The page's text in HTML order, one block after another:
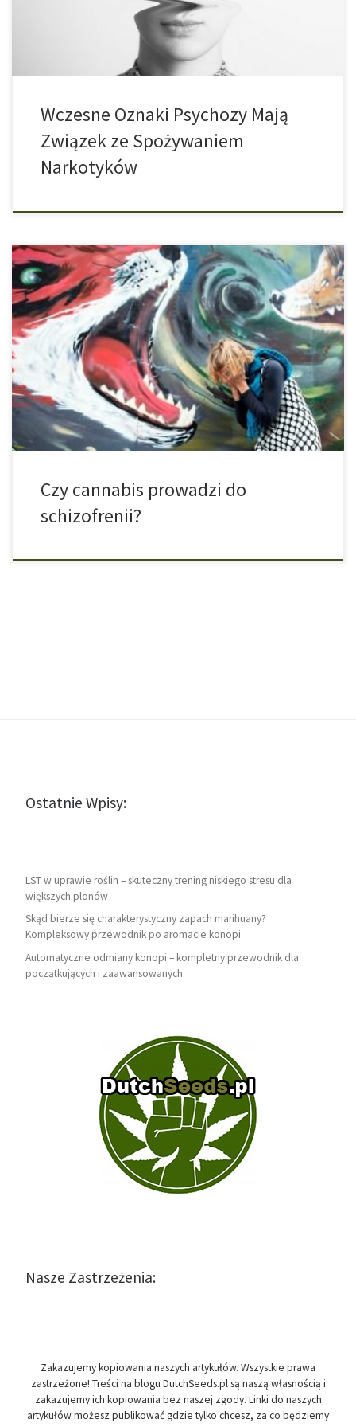
Wczesne Oznaki Psychozy Mają
Związek ze Spożywaniem
Narkotyków
Cannabis najczęściej działa odprężająco. Jednak w zależności od
konsumenta i sytuacji mogą wystąpić działania niepożądane. Jak
wiadomo, każdy człowiek jest inny. Uczucie lęku czy paranoja i
psychoza są również możliwe. Ale czy cannabis może być
przyczyną zachorowania na schizofrenię? Ważnym znakiem
rozpoznawczym psychozy są bezpodstawne urojenia bycia
prześladowanym albo śledzonym. […]
Czy cannabis prowadzi do
schizofrenii?
Ostatnie Wpisy:
LST w uprawie roślin – skuteczny trening niskiego stresu dla
większych plonów
Skąd bierze się charakterystyczny zapach marihuany?
Kompleksowy przewodnik po aromacie konopi
Automatyczne odmiany konopi – kompletny przewodnik dla
początkujących i zaawansowanych
Nasze Zastrzeżenia:
Zakazujemy kopiowania naszych artykułów. Wszystkie prawa
zastrzeżone! Treści na blogu DutchSeeds.pl są naszą własnością i
zakazujemy ich kopiowania bez naszej zgody. Linki do naszych
artykułów możesz publikować gdzie tylko chcesz, za co będziemy